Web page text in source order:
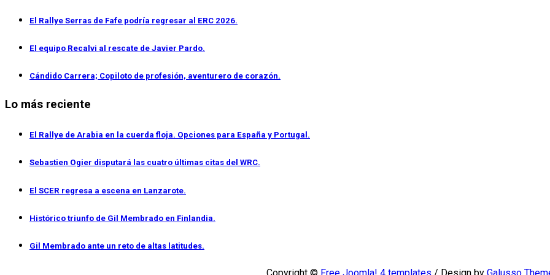
El Rallye Serras de Fafe podría regresar al ERC 2026.
El equipo Recalvi al rescate de Javier Pardo.
Cándido Carrera; Copiloto de profesión, aventurero de corazón.
Lo más reciente
El Rallye de Arabia en la cuerda floja. Opciones para España y Portugal.
Sebastien Ogier disputará las cuatro últimas citas del WRC.
El SCER regresa a escena en Lanzarote.
Histórico triunfo de Gil Membrado en Finlandia.
Gil Membrado ante un reto de altas latitudes.